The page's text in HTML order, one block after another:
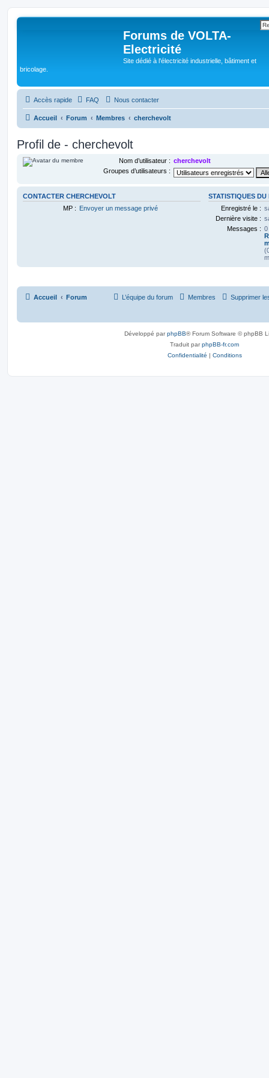
Forums de VOLTA-
Electricité
Site dédié à l'électricité industrielle, bâtiment et
bricolage.
Accès rapide FAQ Nous contacter
Accueil Forum Membres cherchevolt
Profil de - cherchevolt
Nom d’utilisateur : cherchevolt
Groupes d’utilisateurs :
CONTACTER CHERCHEVOLT
MP : Envoyer un message privé
STATISTIQUES DU
Enregistré le :
Dernière visite :
Messages :
Accueil Forum Supprimer
Membres
L’équipe du forum
Développé parphpBB® Forum Software © phpBB
Traduit parphpBB-fr.com
Confidentialité | Conditions